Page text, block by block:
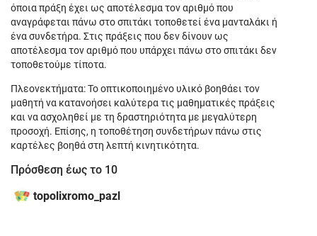
όποια πράξη έχει ως αποτέλεσμα τον αριθμό που
αναγράφεται πάνω στο σπιτάκι τοποθετεί ένα μανταλάκι ή
ένα συνδετήρα. Στις πράξεις που δεν δίνουν ως
αποτέλεσμα τον αριθμό που υπάρχει πάνω στο σπιτάκι δεν
τοποθετούμε τίποτα.
Πλεονεκτήματα: Το οπτικοποιημένο υλικό βοηθάει τον
μαθητή να κατανοήσει καλύτερα τις μαθηματικές πράξεις
και να ασχοληθεί με τη δραστηριότητα με μεγαλύτερη
προσοχή. Επίσης, η τοποθέτηση συνδετήρων πάνω στις
καρτέλες βοηθά στη λεπτή κινητικότητα.
Πρόσθεση έως το 10
topolixromo_pazl